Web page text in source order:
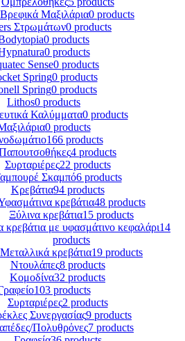
Μαξιλάρια0 products
Στρωμάτων0 products
0 products
0 products
Sense0 products
Spring0 products
Spring0 products
Lithos0 products
Καλύμματα0 products
0 products
166 products
4 products
Συρταριέρες22 products
Σκαμπό6 products
Κρεβάτια94 products
κρεβάτια48 products
Ξύλινα κρεβάτια15 products
κρεβάτια με υφασμάτινο κεφαλάρι14
products
Mεταλλικά κρεβάτια19 products
Ντουλάπες8 products
Κομοδίνα32 products
103 products
Συρταριέρες2 products
Συνεργασίας9 products
Πολυθρὀνες7 products